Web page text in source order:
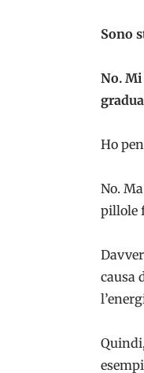
Sono
No.
Ho
No.
pillole
causa